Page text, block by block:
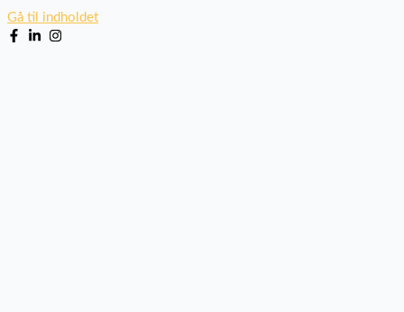
Gå til indholdet